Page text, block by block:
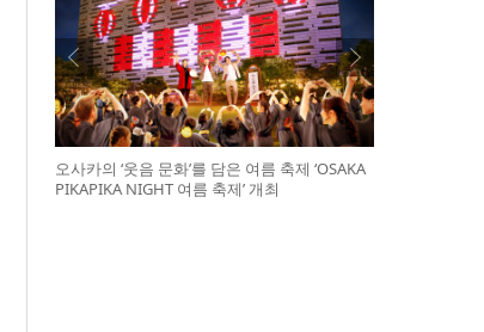
오사카의 ‘웃음 문화’를 담은 여름 축제 ‘OSAKA
PIKAPIKA NIGHT 여름 축제’ 개최